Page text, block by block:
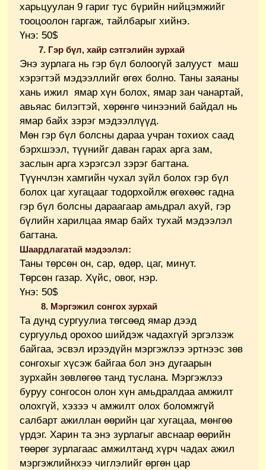
харьцуулан 9 гариг тус бүрийн нийцэмжийг
тооцоолон гаргаж, тайлбарыг хийнэ.
Үнэ: 50$
7. Гэр бүл, хайр сэтгэлийн зурхай
Энэ зурлага нь гэр бүл болоогүй залууст маш
хэрэгтэй мэдээллийг өгөх болно. Таны заяаны
хань ижил ямар хүн болох, ямар зан чанартай,
авьяас билэгтэй, хөрөнгө чинээний байдал нь
ямар байх зэрэг мэдээллүүд.
Мөн гэр бүл болсны дараа учран тохиох саад
бэрхшээл, түүнийг даван гарах арга зам,
заслын арга хэрэгсэл зэрэг багтана.
Түүнчлэн хамгийн чухал зүйл болох гэр бүл
болох цаг хугацааг тодорхойлж өгөхөөс гадна
гэр бүл болсны дараагаар амьдрал ахуй, гэр
бүлийн харилцаа ямар байх тухай мэдээлэл
багтана.
Шаардлагатай мэдээлэл:
Таны төрсөн он, сар, өдөр, цаг, минут.
Төрсөн газар. Хүйс, овог, нэр.
Үнэ: 50$
8. Мэргэжил сонгох зурхай
Та дунд сургуулиа төгсөөд ямар дээд
сургуульд орохоо шийдэж чадахгүй эргэлзэж
байгаа, эсвэл ирээдүйн мэргэжлээ эртнээс зөв
сонгохыг хүсэж байгаа бол энэ дугаарын
зурхайн зөвлөгөө танд туслана. Мэргэжлээ
буруу сонгосон олон хүн амьдралдаа амжилт
олохгүй, хэзээ ч амжилт олох боломжгүй
салбарт ажиллан өөрийн цаг хугацаа, мөнгөө
үрдэг. Харин та энэ зурлагыг авснаар өөрийн
төөрөг зурлагаас амжилтанд хүрч чадах ажил
мэргэжлийнхээ чиглэлийг өргөн цар